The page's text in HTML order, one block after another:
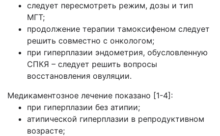
следует пересмотреть режим, дозы и тип
МГТ;
продолжение терапии тамоксифеном следует
решить совместно с онкологом;
при гиперплазии эндометрия, обусловленную
СПКЯ – следует решить вопросы
восстановления овуляции.
Медикаментозное лечение показано [1-4]:
при гиперплазии без атипии;
атипической гиперплазии в репродуктивном
возрасте;